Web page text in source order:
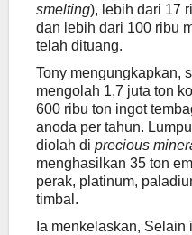
smelting), lebih dari 17
dan lebih dari 100 ribu
telah dituang.
Tony mengungkapkan,
mengolah 1,7 juta ton
600 ribu ton ingot
anoda per tahun.
diolah di precious
menghasilkan 35 ton
perak, platinum,
timbal.
Ia menkelaskan, Selain